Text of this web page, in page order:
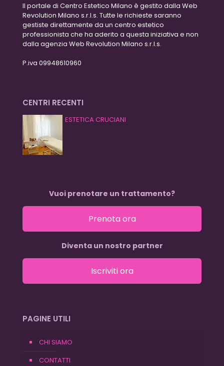
Il portale di Centro Estetico Milano è gestito dalla Web
Revolution Milano s.r.l.s. Tutte le richieste saranno
gestiste direttamente da un centro estetico
professionista che ha aderito a questa iniziativa e non
dalla agenzia Web Revolution Milano s.r.l.s.
P.iva 09948610960
CENTRI RECENTI
ESTETICA CRUCIANI
Vuoi prenotare un trattamento?
Prenota ora
Diventa un nostro partner
Iscriviti ora
PAGINE UTILI
CHI SIAMO
CONTATTI